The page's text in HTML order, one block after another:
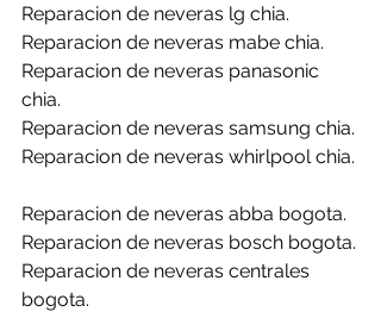
Reparacion de neveras lg chia.
Reparacion de neveras mabe chia.
Reparacion de neveras panasonic
chia.
Reparacion de neveras samsung chia.
Reparacion de neveras whirlpool chia.
Reparacion de neveras abba bogota.
Reparacion de neveras bosch bogota.
Reparacion de neveras centrales
bogota.